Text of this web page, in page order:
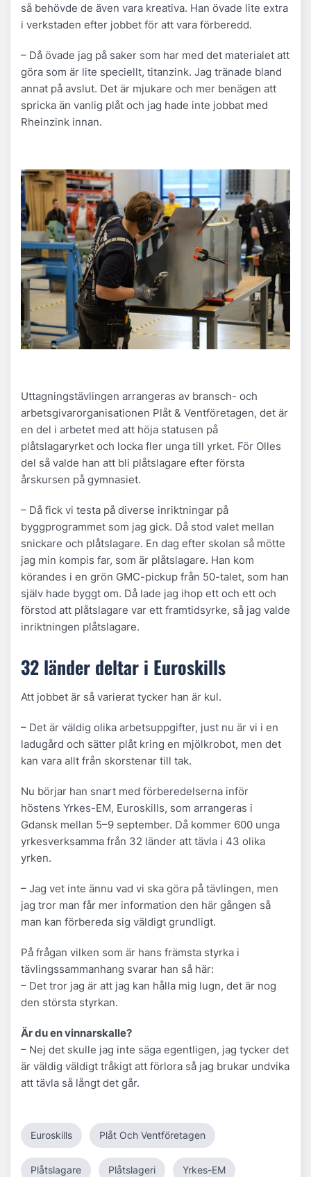
så behövde de även vara kreativa. Han övade lite extra
i verkstaden efter jobbet för att vara förberedd.
– Då övade jag på saker som har med det materialet att
göra som är lite speciellt, titanzink. Jag tränade bland
annat på avslut. Det är mjukare och mer benägen att
spricka än vanlig plåt och jag hade inte jobbat med
Rheinzink innan.
Uttagningstävlingen arrangeras av bransch- och
arbetsgivarorganisationen Plåt & Ventföretagen, det är
en del i arbetet med att höja statusen på
plåtslagaryrket och locka fler unga till yrket. För Olles
del så valde han att bli plåtslagare efter första
årskursen på gymnasiet.
– Då fick vi testa på diverse inriktningar på
byggprogrammet som jag gick. Då stod valet mellan
snickare och plåtslagare. En dag efter skolan så mötte
jag min kompis far, som är plåtslagare. Han kom
körandes i en grön GMC-pickup från 50-talet, som han
själv hade byggt om. Då lade jag ihop ett och ett och
förstod att plåtslagare var ett framtidsyrke, så jag valde
inriktningen plåtslagare.
32 länder deltar i Euroskills
Att jobbet är så varierat tycker han är kul.
– Det är väldig olika arbetsuppgifter, just nu är vi i en
ladugård och sätter plåt kring en mjölkrobot, men det
kan vara allt från skorstenar till tak.
Nu börjar han snart med förberedelserna inför
höstens Yrkes-EM, Euroskills, som arrangeras i
Gdansk mellan 5–9 september. Då kommer 600 unga
yrkesverksamma från 32 länder att tävla i 43 olika
yrken.
– Jag vet inte ännu vad vi ska göra på tävlingen, men
jag tror man får mer information den här gången så
man kan förbereda sig väldigt grundligt.
På frågan vilken som är hans främsta styrka i
tävlingssammanhang svarar han så här:
– Det tror jag är att jag kan hålla mig lugn, det är nog
den största styrkan.
Är du en vinnarskalle?
– Nej det skulle jag inte säga egentligen, jag tycker det
är väldig väldigt tråkigt att förlora så jag brukar undvika
att tävla så långt det går.
Euroskills Plåt Och Ventföretagen
Plåtslagare Plåtslageri Yrkes-EM